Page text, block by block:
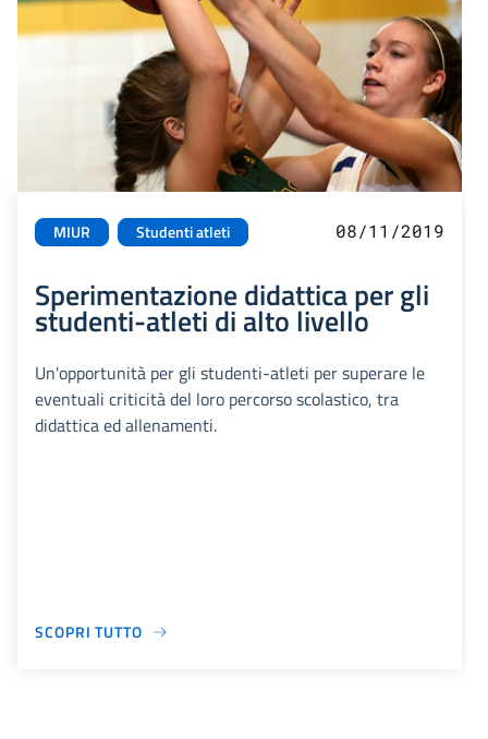
MIUR Studenti atleti 08/11/2019
Sperimentazione didattica per gli
studenti-atleti di alto livello
Un'opportunità per gli studenti-atleti per superare le
eventuali criticità del loro percorso scolastico, tra
didattica ed allenamenti.
SCOPRI TUTTO